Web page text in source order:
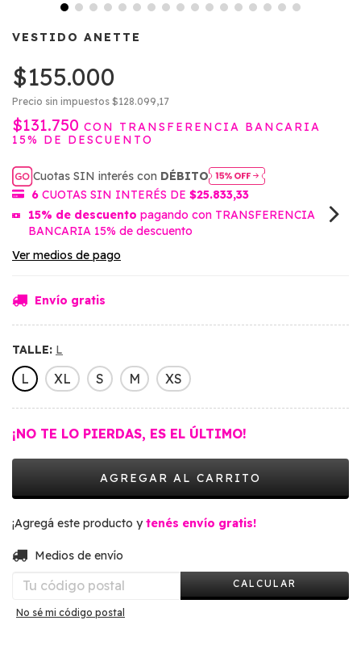
VESTIDO ANETTE
$155.000
Precio sin impuestos $128.099,17
$131.750 CON TRANSFERENCIA BANCARIA
15% DE DESCUENTO
Cuotas SIN interés con DÉBITO
6 CUOTAS SIN INTERÉS DE $25.833,33
15% de descuento pagando con TRANSFERENCIA
BANCARIA 15% de descuento
Ver medios de pago
Envío gratis
TALLE: L
L XL S M XS
¡NO TE LO PIERDAS, ES EL ÚLTIMO!
¡Agregá este producto ytenés envío gratis!
Entregas para el CP:
Medios de envío
CALCULAR
No sé mi código postal